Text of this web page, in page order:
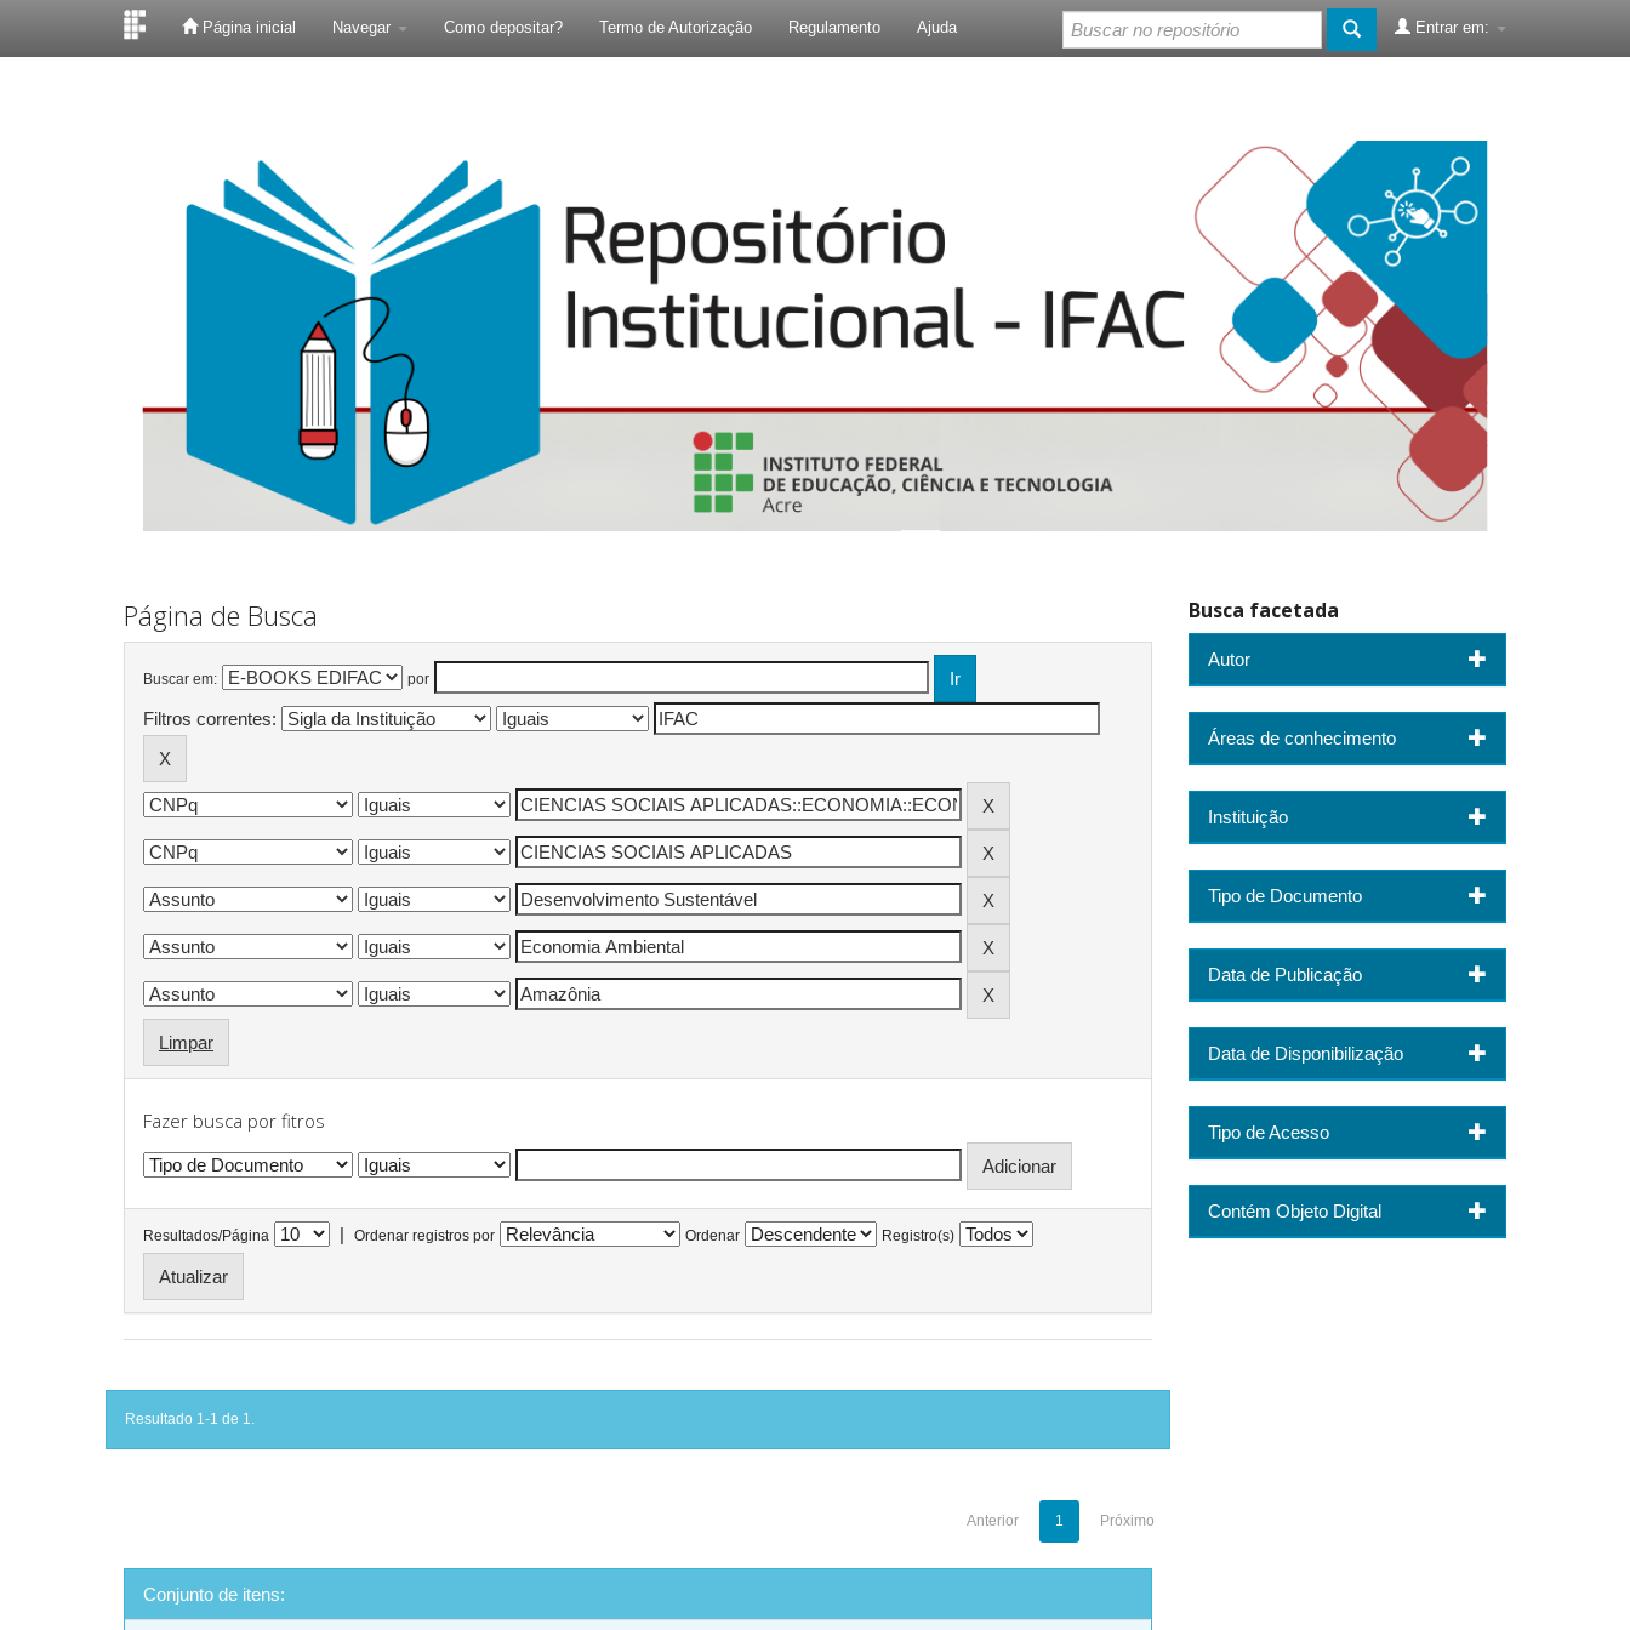
Página inicial Navegar Como depositar? Termo de Autorização Regulamento Ajuda Entrar em:
Página de Busca
Buscar em: por
Filtros correntes:
Limpar
Fazer busca por fitros
Resultados/Página | Ordenar registros por Ordenar Registro(s)
Resultado 1-1 de 1.
Anterior 1 Próximo
Conjunto de itens:
Busca facetada
Autor
Áreas de conhecimento
Instituição
Tipo de Documento
Data de Publicação
Data de Disponibilização
Tipo de Acesso
Contém Objeto Digital